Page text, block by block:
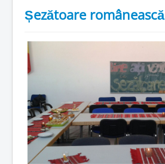
Șezătoare românească